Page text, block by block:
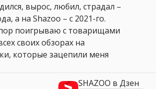
вырос, любил, страдал –
а на Shazoo – с 2021-го.
поигрываю с товарищами
своих обзорах на
которые зацепили меня
SHAZOO в Дзен